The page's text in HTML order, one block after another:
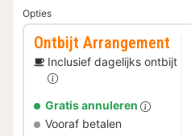
Opties
Ontbijt Arrangement
Inclusief dagelijks ontbijt
Gratis annuleren
Vooraf betalen